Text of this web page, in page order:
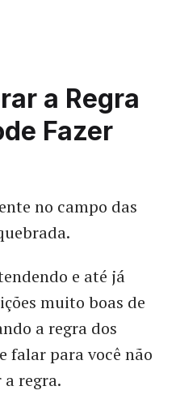
a Regra
Fazer
no campo das
e até já
muito boas de
a regra dos
falar para você não
regra.